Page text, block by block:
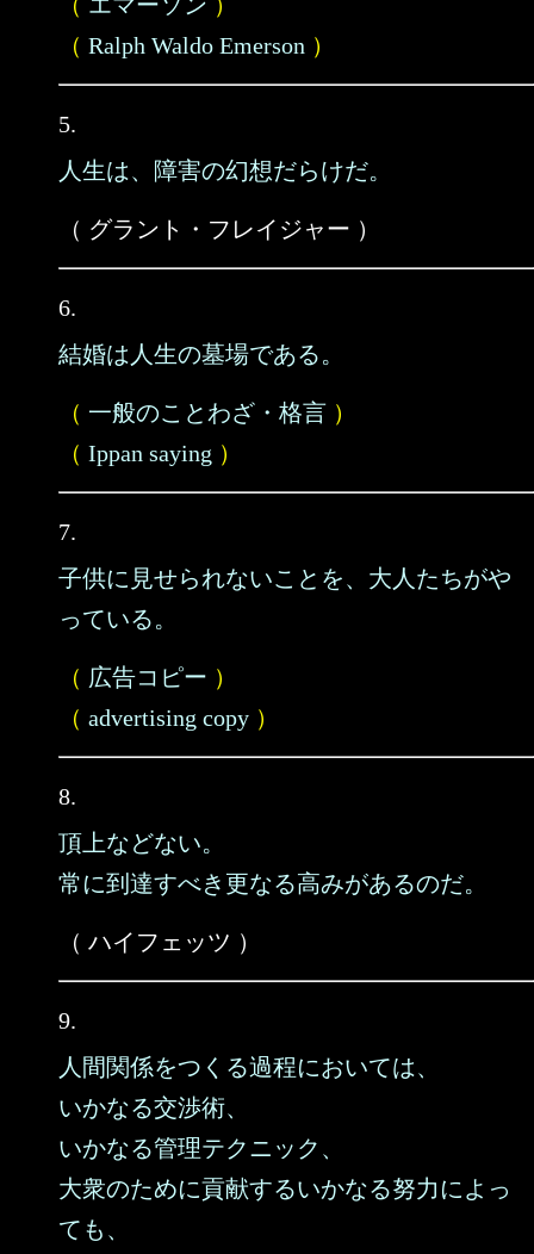
（ Ralph Waldo Emerson ）
5.
人生は、障害の幻想だらけだ。
（ グラント・フレイジャー ）
6.
結婚は人生の墓場である。
（ 一般のことわざ・格言 ）
（ Ippan saying ）
7.
子供に見せられないことを、大人たちがや
っている。
（ 広告コピー ）
（ advertising copy ）
8.
頂上などない。
常に到達すべき更なる高みがあるのだ。
（ ハイフェッツ ）
9.
人間関係をつくる過程においては、
いかなる交渉術、
いかなる管理テクニック、
大衆のために貢献するいかなる努力によっ
ても、